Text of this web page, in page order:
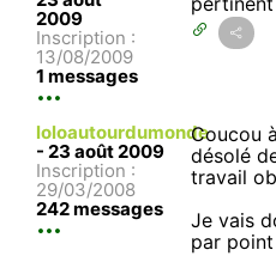
2009
Inscription :
13/08/2009
1 messages
loloautourdumonde
- 23 août 2009
Inscription :
29/03/2008
242 messages
Coucou
désolé
travail
Je vais
par